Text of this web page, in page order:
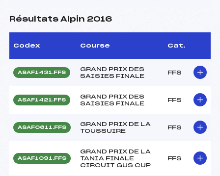
Résultats Alpin 2016
Codex Course Cat.
ASAF1431.FFS
GRAND PRIX DES
SAISIES FINALE
FFS
ASAF1421.FFS
GRAND PRIX DES
SAISIES FINALE
FFS
ASAF0611.FFS
GRAND PRIX DE LA
TOUSSUIRE
FFS
ASAF1091.FFS
GRAND PRIX DE LA
TANIA FINALE
CIRCUIT GUS CUP
FFS